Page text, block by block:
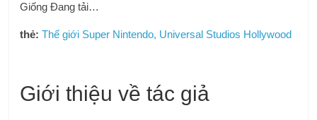
Giống Đang tải…
thẻ: Thế giới Super Nintendo, Universal Studios Hollywood
Giới thiệu về tác giả